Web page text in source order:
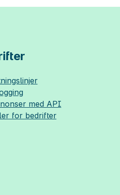
med API
for bedrifter